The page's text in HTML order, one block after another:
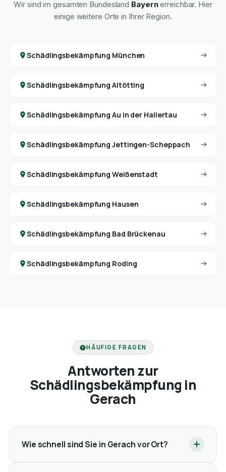
Wir sind im gesamten Bundesland Bayernerreichbar. Hier
einige weitere Orte in Ihrer Region.
Schädlingsbekämpfung München
Schädlingsbekämpfung Altötting
Schädlingsbekämpfung Au in der Hallertau
Schädlingsbekämpfung Jettingen-Scheppach
Schädlingsbekämpfung Weißenstadt
Schädlingsbekämpfung Hausen
Schädlingsbekämpfung Bad Brückenau
Schädlingsbekämpfung Roding
HÄUFIGE FRAGEN
Antworten zur
Schädlingsbekämpfung in
Gerach
Wie schnell sind Sie in Gerach vor Ort?